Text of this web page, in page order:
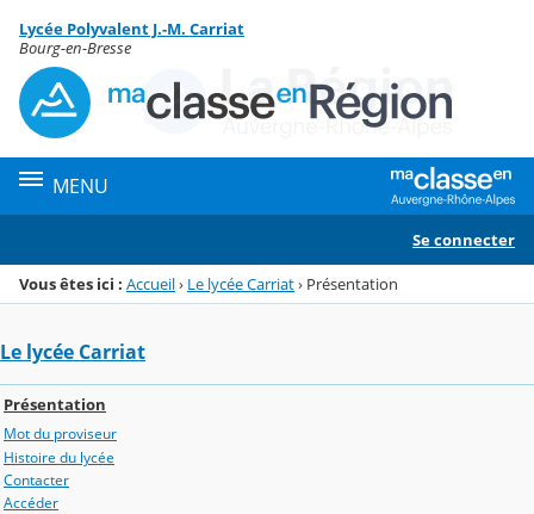
Menu de la rubrique
Contenu
Lycée Polyvalent J.-M. Carriat
Bourg-en-Bresse
MENU
Se connecter
Vous êtes ici : Accueil› Le lycée Carriat› Présentation
Le lycée Carriat
Présentation
Mot du proviseur
Histoire du lycée
Contacter
Accéder